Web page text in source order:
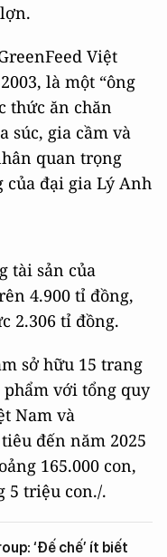
Việt
là một “ông
thức ăn chăn
súc, gia cầm và
quan trọng
đại gia Lý Anh
tài sản của
4.900 tỉ đồng,
2.306 tỉ đồng.
sở hữu 15 trang
với tổng quy
Nam và
đến năm 2025
165.000 con,
5 triệu con./.
‘Đế chế’ ít biết